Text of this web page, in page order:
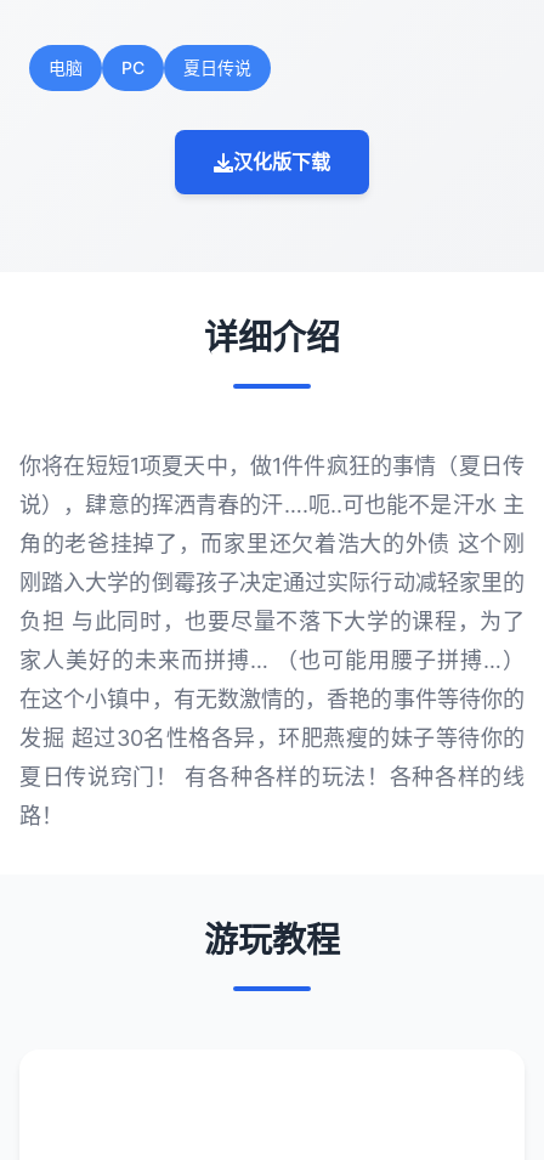
电脑 PC 夏日传说
汉化版下载
详细介绍
你将在短短1项夏天中，做1件件疯狂的事情（夏日传
说），肆意的挥洒青春的汗….呃..可也能不是汗水 主
角的老爸挂掉了，而家里还欠着浩大的外债 这个刚
刚踏入大学的倒霉孩子决定通过实际行动减轻家里的
负担 与此同时，也要尽量不落下大学的课程，为了
家人美好的未来而拼搏… （也可能用腰子拼搏…）
在这个小镇中，有无数激情的，香艳的事件等待你的
发掘 超过30名性格各异，环肥燕瘦的妹子等待你的
夏日传说窍门！ 有各种各样的玩法！各种各样的线
路！
游玩教程